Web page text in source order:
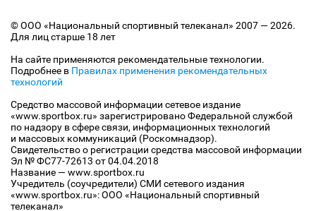
© ООО «Национальный спортивный телеканал» 2007 — 2026.
Для лиц старше 18 лет
На сайте применяются рекомендательные технологии.
Подробнее в Правилах применения рекомендательных
технологий
Средство массовой информации сетевое издание
«www.sportbox.ru» зарегистрировано Федеральной службой
по надзору в сфере связи, информационных технологий
и массовых коммуникаций (Роскомнадзор).
Свидетельство о регистрации средства массовой информации
Эл № ФС77-72613 от 04.04.2018
Название — www.sportbox.ru
Учредитель (соучредители) СМИ сетевого издания
«www.sportbox.ru»: ООО «Национальный спортивный
телеканал»